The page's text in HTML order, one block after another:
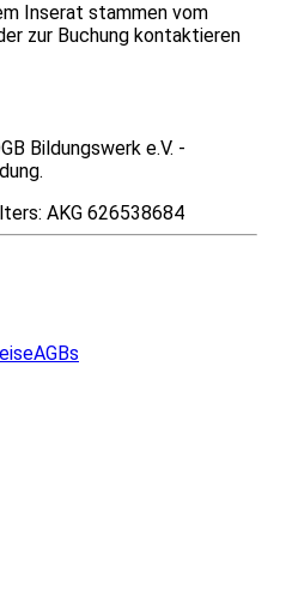
Inserat stammen vom
zur Buchung kontaktieren
Bildungswerk e.V. -
AKG 626538684
AGBs